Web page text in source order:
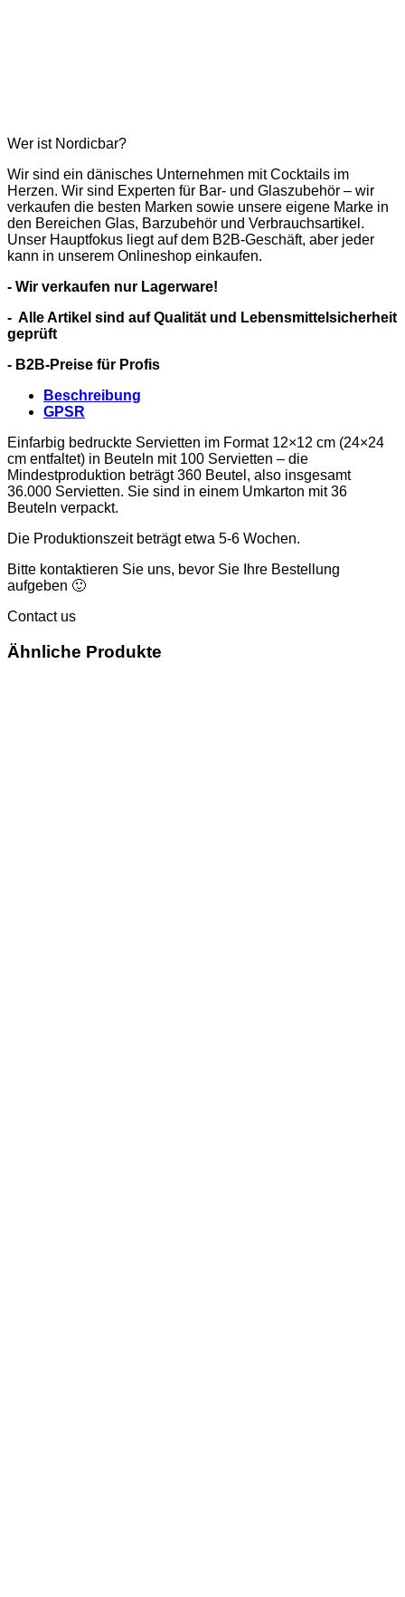
Wer ist Nordicbar?
Wir sind ein dänisches Unternehmen mit Cocktails im
Herzen. Wir sind Experten für Bar- und Glaszubehör – wir
verkaufen die besten Marken sowie unsere eigene Marke in
den Bereichen Glas, Barzubehör und Verbrauchsartikel.
Unser Hauptfokus liegt auf dem B2B-Geschäft, aber jeder
kann in unserem Onlineshop einkaufen.
- Wir verkaufen nur Lagerware!
- Alle Artikel sind auf Qualität und Lebensmittelsicherheit
geprüft
- B2B-Preise für Profis
Beschreibung
GPSR
Einfarbig bedruckte Servietten im Format 12×12 cm (24×24
cm entfaltet) in Beuteln mit 100 Servietten – die
Mindestproduktion beträgt 360 Beutel, also insgesamt
36.000 Servietten. Sie sind in einem Umkarton mit 36
Beuteln verpackt.
Die Produktionszeit beträgt etwa 5-6 Wochen.
Bitte kontaktieren Sie uns, bevor Sie Ihre Bestellung
aufgeben 🙂
Contact us
Ähnliche Produkte